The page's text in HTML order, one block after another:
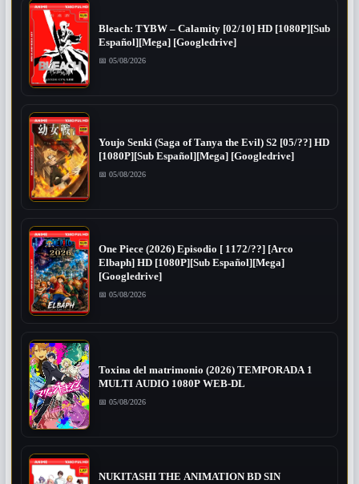
Bleach: TYBW – Calamity [02/10] HD [1080P][Sub
Español][Mega] [Googledrive]
📅 05/08/2026
Youjo Senki (Saga of Tanya the Evil) S2 [05/??] HD
[1080P][Sub Español][Mega] [Googledrive]
📅 05/08/2026
One Piece (2026) Episodio [ 1172/??] [Arco
Elbaph] HD [1080P][Sub Español][Mega]
[Googledrive]
📅 05/08/2026
Toxina del matrimonio (2026) TEMPORADA 1
MULTI AUDIO 1080P WEB-DL
📅 05/08/2026
NUKITASHI THE ANIMATION BD SIN